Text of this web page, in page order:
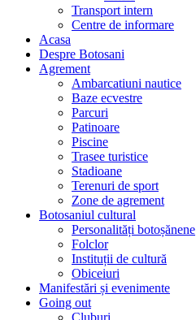
Transport intern
Centre de informare
Acasa
Despre Botosani
Agrement
Ambarcatiuni nautice
Baze ecvestre
Parcuri
Patinoare
Piscine
Trasee turistice
Stadioane
Terenuri de sport
Zone de agrement
Botosaniul cultural
Personalități botoșănene
Folclor
Instituții de cultură
Obiceiuri
Manifestări și evenimente
Going out
Cluburi